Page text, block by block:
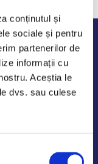
conținutul și
sociale și pentru
partenerilor de
informații cu
Aceștia le
dvs. sau culese